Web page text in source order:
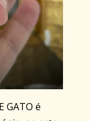
GATO é